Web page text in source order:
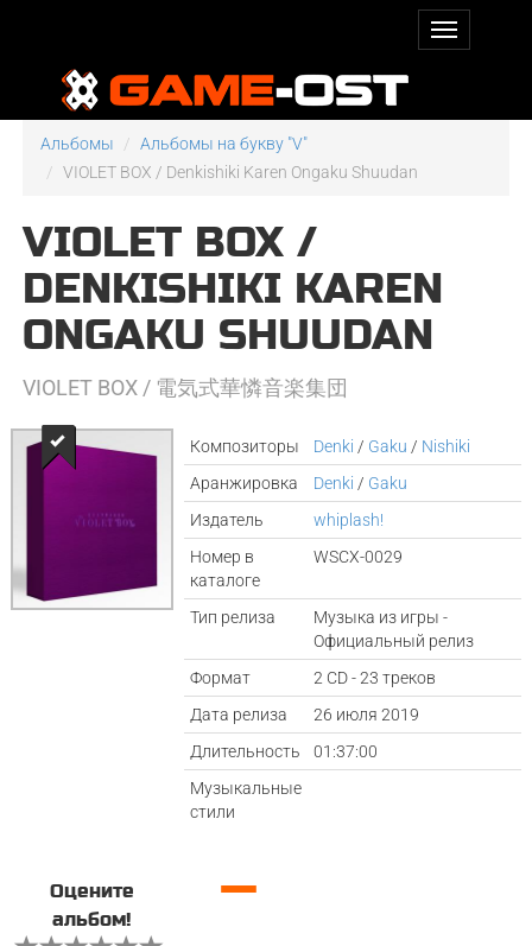
Альбомы
Альбомы на букву "V"
VIOLET BOX / Denkishiki Karen Ongaku Shuudan
VIOLET BOX /
DENKISHIKI KAREN
ONGAKU SHUUDAN
VIOLET BOX / 電気式華憐音楽集団
Композиторы Denki / Gaku / Nishiki
Аранжировка
Denki / Gaku
Издатель
whiplash!
Номер в
каталоге
WSCX-0029
Тип релиза
Музыка из игры -
Официальный релиз
Формат
2 CD - 23 треков
Дата релиза
26 июля 2019
Длительность
01:37:00
Музыкальные
стили
Оцените
альбом!
—